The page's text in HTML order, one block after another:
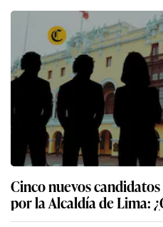
Cinco nuevos
por la Alcaldía de Lima: